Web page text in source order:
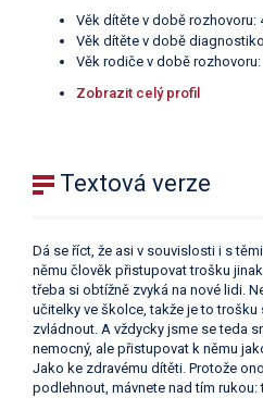
Věk dítěte v době rozhovoru:
Věk dítěte v době
Věk rodiče v době
Zobrazit celý profil
Textová verze
Dá se říct, že asi v souvislosti i s
němu člověk přistupovat trošku
třeba si obtížně zvyká na nové lidi.
učitelky ve školce, takže je to trošku
zvládnout. A vždycky jsme se teda
nemocný, ale přistupovat k němu
Jako ke zdravému dítěti. Protože
podlehnout, mávnete nad tím rukou: